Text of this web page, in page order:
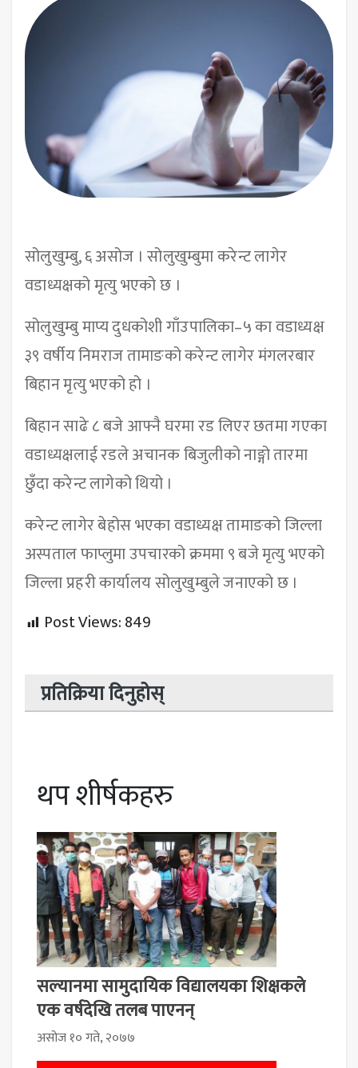
सोलुखुम्बु, ६ असोज । सोलुखुम्बुमा करेन्ट लागेर
वडाध्यक्षको मृत्यु भएको छ ।
सोलुखुम्बु माप्य दुधकोशी गाँउपालिका–५ का वडाध्यक्ष
३९ वर्षीय निमराज तामाङको करेन्ट लागेर मंगलरबार
बिहान मृत्यु भएको हो ।
बिहान साढे ८ बजे आफ्नै घरमा रड लिएर छतमा गएका
वडाध्यक्षलाई रडले अचानक बिजुलीको नाङ्गो तारमा
छुँदा करेन्ट लागेको थियो ।
करेन्ट लागेर बेहोस भएका वडाध्यक्ष तामाङको जिल्ला
अस्पताल फाप्लुमा उपचारको क्रममा ९ बजे मृत्यु भएको
जिल्ला प्रहरी कार्यालय सोलुखुम्बुले जनाएको छ ।
Post Views:849
प्रतिक्रिया दिनुहोस्
थप शीर्षकहरु
सल्यानमा सामुदायिक विद्यालयका शिक्षकले
एक वर्षदेखि तलब पाएनन्
असोज १० गते, २०७७